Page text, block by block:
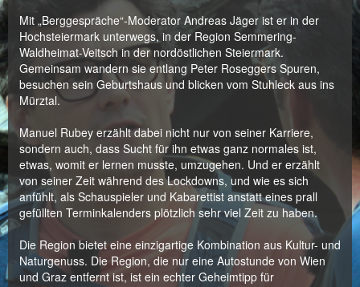
Mit „Berggespräche“-Moderator Andreas Jäger ist er in der
Hochsteiermark unterwegs, in der Region Semmering-
Waldheimat-Veitsch in der nordöstlichen Steiermark.
Gemeinsam wandern sie entlang Peter Roseggers Spuren,
besuchen sein Geburtshaus und blicken vom Stuhleck aus ins
Mürztal.
Manuel Rubey erzählt dabei nicht nur von seiner Karriere,
sondern auch, dass Sucht für ihn etwas ganz normales ist,
etwas, womit er lernen musste, umzugehen. Und er erzählt
von seiner Zeit während des Lockdowns, und wie es sich
anfühlt, als Schauspieler und Kabarettist anstatt eines prall
gefüllten Terminkalenders plötzlich sehr viel Zeit zu haben.
Die Region bietet eine einzigartige Kombination aus Kultur- und
Naturgenuss. Die Region, die nur eine Autostunde von Wien
und Graz entfernt ist, ist ein echter Geheimtipp für